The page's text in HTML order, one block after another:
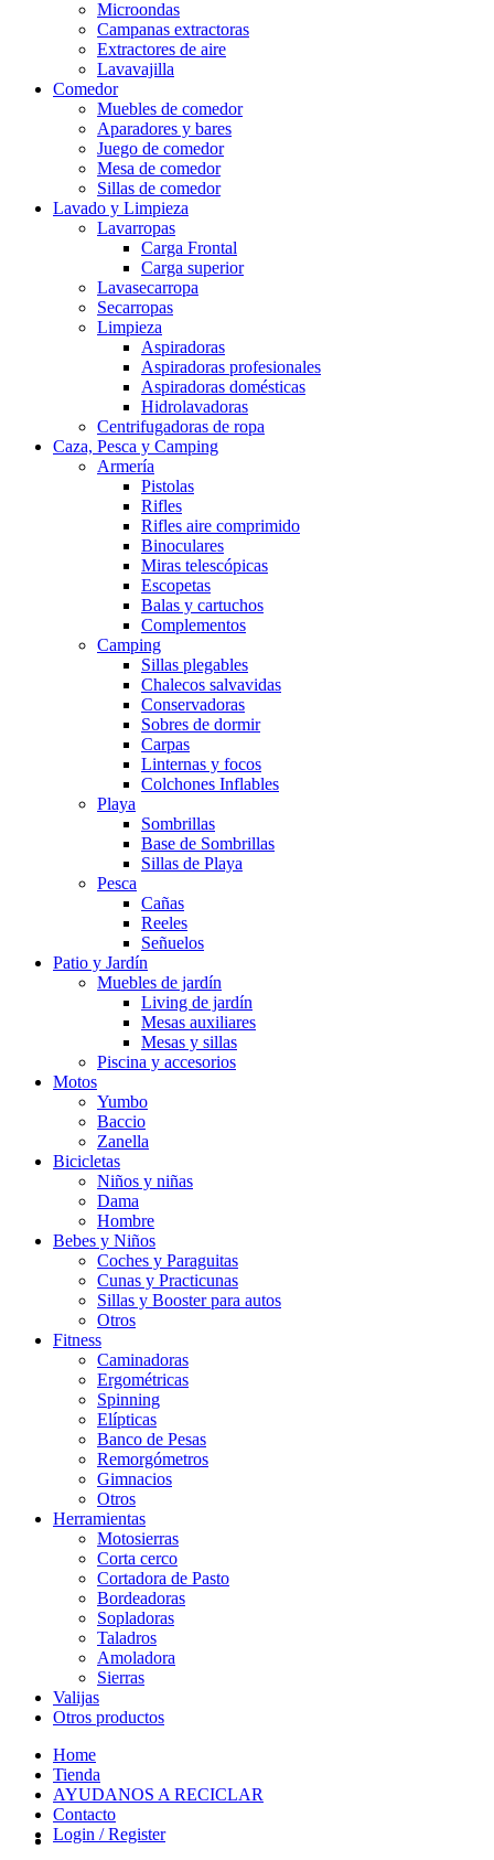
Microondas
Campanas extractoras
Extractores de aire
Lavavajilla
Comedor
Muebles de comedor
Aparadores y bares
Juego de comedor
Mesa de comedor
Sillas de comedor
Lavado y Limpieza
Lavarropas
Carga Frontal
Carga superior
Lavasecarropa
Secarropas
Limpieza
Aspiradoras
Aspiradoras profesionales
Aspiradoras domésticas
Hidrolavadoras
Centrifugadoras de ropa
Caza, Pesca y Camping
Armería
Pistolas
Rifles
Rifles aire comprimido
Binoculares
Miras telescópicas
Escopetas
Balas y cartuchos
Complementos
Camping
Sillas plegables
Chalecos salvavidas
Conservadoras
Sobres de dormir
Carpas
Linternas y focos
Colchones Inflables
Playa
Sombrillas
Base de Sombrillas
Sillas de Playa
Pesca
Cañas
Reeles
Señuelos
Patio y Jardín
Muebles de jardín
Living de jardín
Mesas auxiliares
Mesas y sillas
Piscina y accesorios
Motos
Yumbo
Baccio
Zanella
Bicicletas
Niños y niñas
Dama
Hombre
Bebes y Niños
Coches y Paraguitas
Cunas y Practicunas
Sillas y Booster para autos
Otros
Fitness
Caminadoras
Ergométricas
Spinning
Elípticas
Banco de Pesas
Remorgómetros
Gimnacios
Otros
Herramientas
Motosierras
Corta cerco
Cortadora de Pasto
Bordeadoras
Sopladoras
Taladros
Amoladora
Sierras
Valijas
Otros productos
Home
Tienda
AYUDANOS A RECICLAR
Contacto
Login / Register